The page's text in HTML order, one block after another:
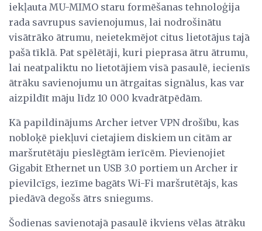
iekļauta MU-MIMO staru formēšanas tehnoloģija
rada savrupus savienojumus, lai nodrošinātu
visātrāko ātrumu, neietekmējot citus lietotājus tajā
pašā tīklā. Pat spēlētāji, kuri pieprasa ātru ātrumu,
lai neatpaliktu no lietotājiem visā pasaulē, iecienīs
ātrāku savienojumu un ātrgaitas signālus, kas var
aizpildīt māju līdz 10 000 kvadrātpēdām.
Kā papildinājums Archer ietver VPN drošību, kas
nobloķē piekļuvi cietajiem diskiem un citām ar
maršrutētāju pieslēgtām ierīcēm. Pievienojiet
Gigabit Ethernet un USB 3.0 portiem un Archer ir
pievilcīgs, iezīme bagāts Wi-Fi maršrutētājs, kas
piedāvā degošs ātrs sniegums.
Šodienas savienotajā pasaulē ikviens vēlas ātrāku